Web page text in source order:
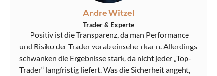
Andre Witzel
Trader & Experte
Positiv ist die Transparenz, da man Performance
und Risiko der Trader vorab einsehen kann. Allerdings
schwanken die Ergebnisse stark, da nicht jeder „Top-
Trader“ langfristig liefert. Was die Sicherheit angeht,